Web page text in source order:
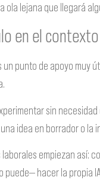
ola lejana que llegará
en el
un punto de apoyo muy
sin
idea en borrador o
empiezan así:
puede— hacer la propia